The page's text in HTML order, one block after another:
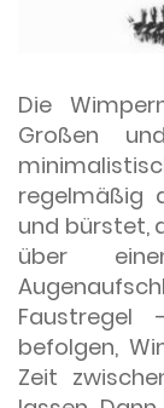
Die
Großen
regelmäßig
und bürstet,
über
Faustregel
befolgen,
Zeit